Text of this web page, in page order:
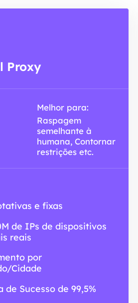
Proxy
Melhor para:
Raspagem
semelhante à
humana, Contornar
restrições etc.
e fixas
de IPs de dispositivos
reais
por
Cidade
de Sucesso de 99,5%